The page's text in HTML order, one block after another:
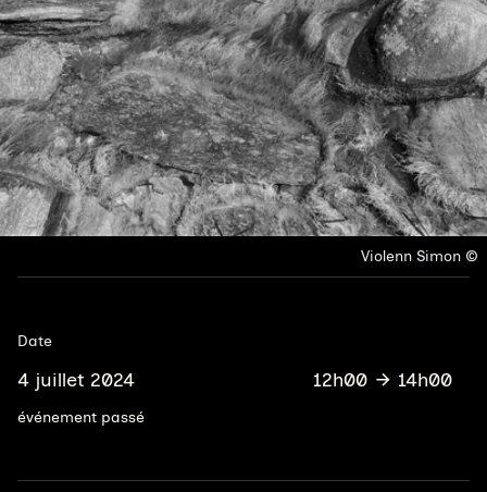
Droits réservés :
Violenn Simon
Date
4 juillet 2024 12h00 14h00
événement passé